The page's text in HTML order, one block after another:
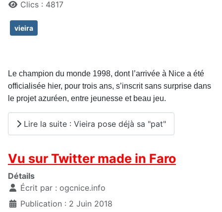
Clics : 4817
vieira
Le champion du monde 1998, dont l’arrivée à Nice a été
officialisée hier, pour trois ans, s’inscrit sans surprise dans
le projet azuréen, entre jeunesse et beau jeu.
Lire la suite : Vieira pose déjà sa "pat"
Vu sur Twitter made in Faro
Détails
Écrit par : ogcnice.info
Publication : 2 Juin 2018